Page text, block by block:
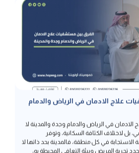
علاج الادمان في الرياض والدمام
في الرياض والدمام وجدة والمدينة لا
في كل منطقة، فالمدينة بحد ذاتها لا
تجربة المريض وبيئة التعافي المحيطة به،
تظل موحدة وتشمل ترخيص وزارة الصحة، كفاءة